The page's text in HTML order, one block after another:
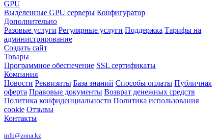
GPU
Выделенные GPU серверы Конфигуратор
Дополнительно
Разовые услуги Регулярные услуги Поддержка Тарифы на
администрирование
Создать сайт
Товары
Программное обеспечение SSL сертификаты
Компания
Новости Реквизиты База знаний Способы оплаты Публичная
оферта Правовые документы Возврат денежных средств
Политика конфиденциальности Политика использования
cookie Отзывы
Контакты
info@zona.kz